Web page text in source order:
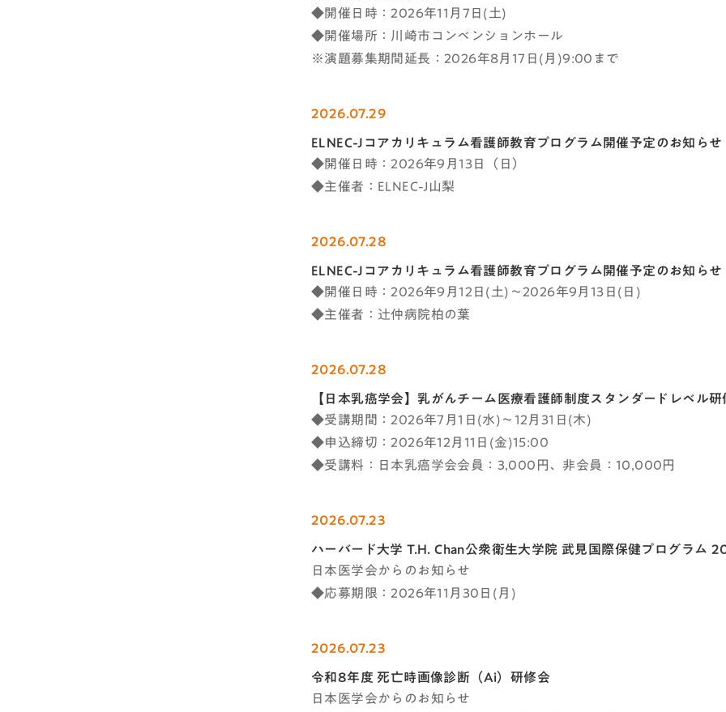
◆開催日時：2026年11月7日(土)
◆開催場所：川崎市コンベンションホール
※演題募集期間延長：2026年8月17日(月)9:00まで
2026.07.29
ELNEC-Jコアカリキュラム看護師教育プログラム開催予定のお知らせ
◆開催日時：2026年9月13日（日）
◆主催者：ELNEC-J山梨
2026.07.28
ELNEC-Jコアカリキュラム看護師教育プログラム開催予定のお知らせ
◆開催日時：2026年9月12日(土)～2026年9月13日(日)
◆主催者：辻仲病院柏の葉
2026.07.28
【日本乳癌学会】乳がんチーム医療看護師制度スタンダードレベル
◆受講期間：2026年7月1日(水)～12月31日(木)
◆申込締切：2026年12月11日(金)15:00
◆受講料：日本乳癌学会会員：3,000円、非会員：10,000円
2026.07.23
ハーバード大学 T.H. Chan公衆衛生大学院 武見国際保健プログラム
日本医学会からのお知らせ
◆応募期限：2026年11月30日(月)
2026.07.23
令和8年度 死亡時画像診断（Ai）研修会
日本医学会からのお知らせ